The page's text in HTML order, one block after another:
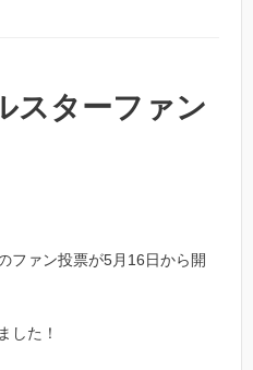
スターファン
ファン投票が5月16日から開
した！